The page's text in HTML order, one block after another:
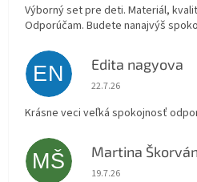
Výborný set pre deti. Materiál,
Odporúčam. Budete nanajvýš
EN Edita nagyova
Hodnotenie obchodu
22.7.26
Krásne veci veľká spokojnosť
MŠ Martina
Hodnotenie obchodu
19.7.26